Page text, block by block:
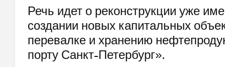
Речь идет о реконструкции уже
создании новых капитальных
перевалке и хранению
порту Санкт-Петербург».